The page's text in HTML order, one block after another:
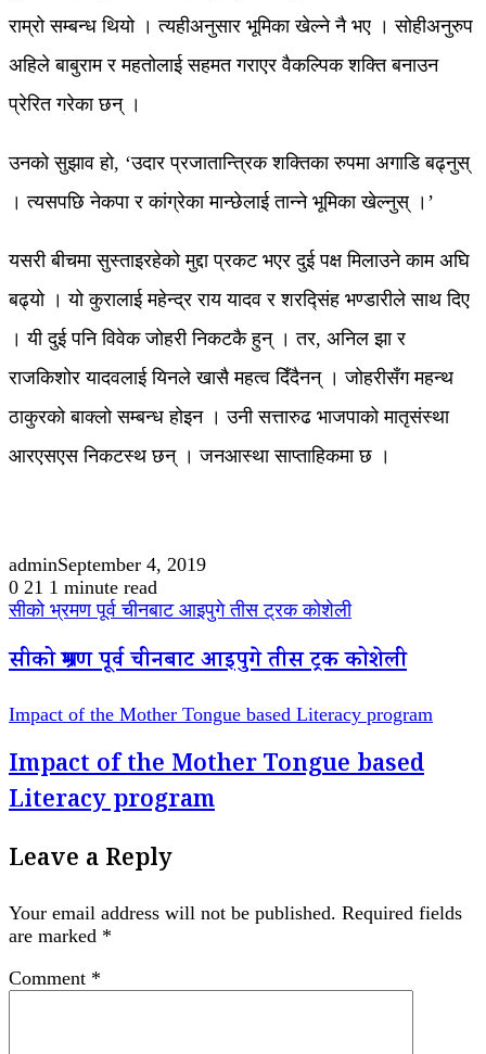
राम्रो सम्बन्ध थियो । त्यहीअनुसार भूमिका खेल्ने नै भए । सोहीअनुरुप
अहिले बाबुराम र महतोलाई सहमत गराएर वैकल्पिक शक्ति बनाउन
प्रेरित गरेका छन् ।
उनको सुझाव हो, ‘उदार प्रजातान्त्रिक शक्तिका रुपमा अगाडि बढ्नुस्
। त्यसपछि नेकपा र कांग्रेका मान्छेलाई तान्ने भूमिका खेल्नुस् ।’
यसरी बीचमा सुस्ताइरहेको मुद्दा प्रकट भएर दुई पक्ष मिलाउने काम अघि
बढ्यो । यो कुरालाई महेन्द्र राय यादव र शरद्सिंह भण्डारीले साथ दिए
। यी दुई पनि विवेक जोहरी निकटकै हुन् । तर, अनिल झा र
राजकिशोर यादवलाई यिनले खासै महत्व दिँदैनन् । जोहरीसँग महन्थ
ठाकुरको बाक्लो सम्बन्ध होइन । उनी सत्तारुढ भाजपाको मातृसंस्था
आरएसएस निकटस्थ छन् । जनआस्था साप्ताहिकमा छ ।
adminSeptember 4, 2019
0 21 1 minute read
सीको भ्रमण पूर्व चीनबाट आइपुगे तीस ट्रक कोशेली
सीको भ्रमण पूर्व चीनबाट आइपुगे तीस ट्रक कोशेली
Impact of the Mother Tongue based Literacy program
Impact of the Mother Tongue based
Literacy program
Leave a Reply
Your email address will not be published. Required fields
are marked *
Comment *